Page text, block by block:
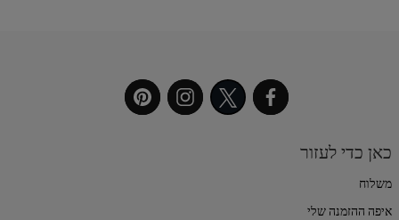
כאן כדי לעזור
משלוח
איפה ההזמנה שלי